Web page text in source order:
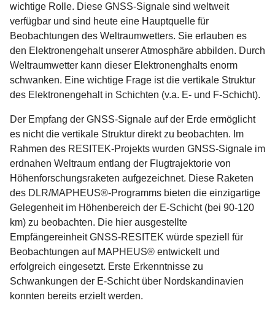
wichtige Rolle. Diese GNSS-Signale sind weltweit
verfügbar und sind heute eine Hauptquelle für
Beobachtungen des Weltraumwetters. Sie erlauben es
den Elektronengehalt unserer Atmosphäre abbilden. Durch
Weltraumwetter kann dieser Elektronenghalts enorm
schwanken. Eine wichtige Frage ist die vertikale Struktur
des Elektronengehalt in Schichten (v.a. E- und F-Schicht).
Der Empfang der GNSS-Signale auf der Erde ermöglicht
es nicht die vertikale Struktur direkt zu beobachten. Im
Rahmen des RESITEK-Projekts wurden GNSS-Signale im
erdnahen Weltraum entlang der Flugtrajektorie von
Höhenforschungsraketen aufgezeichnet. Diese Raketen
des DLR/MAPHEUS®-Programms bieten die einzigartige
Gelegenheit im Höhenbereich der E-Schicht (bei 90-120
km) zu beobachten. Die hier ausgestellte
Empfängereinheit GNSS-RESITEK würde speziell für
Beobachtungen auf MAPHEUS® entwickelt und
erfolgreich eingesetzt. Erste Erkenntnisse zu
Schwankungen der E-Schicht über Nordskandinavien
konnten bereits erzielt werden.